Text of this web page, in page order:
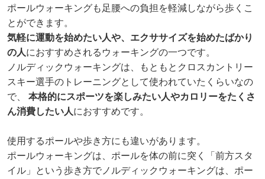
ポールウォーキングも足腰への負担を軽減しながら歩くこ
とができます。
気軽に運動を始めたい人や、エクササイズを始めたばかり
の人におすすめされるウォーキングの一つです。
ノルディックウォーキングは、もともとクロスカントリー
スキー選手のトレーニングとして使われていたくらいなの
で、 本格的にスポーツを楽しみたい人やカロリーをたくさ
ん消費したい人におすすめです。
使用するポールや歩き方にも違いがあります。
ポールウォーキングは、ポールを体の前に突く「前方スタ
イル」という歩き方でノルディックウォーキングは、ポー